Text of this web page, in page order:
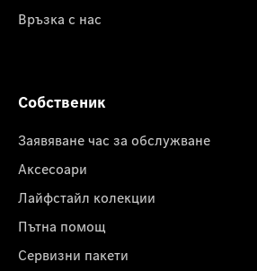
Връзка с нас
Собственик
Заявяване час за обслужване
Аксесоари
Лайфстайл колекции
Пътна помощ
Сервизни пакети